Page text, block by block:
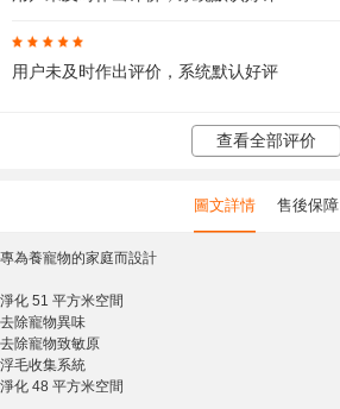
用户未及时作出评价，系统默认好评
查看全部评价
圖文詳情 售後保障
專為養寵物的家庭而設計
淨化 51 平方米空間
去除寵物異味
去除寵物致敏原
浮毛收集系統
淨化 48 平方米空間